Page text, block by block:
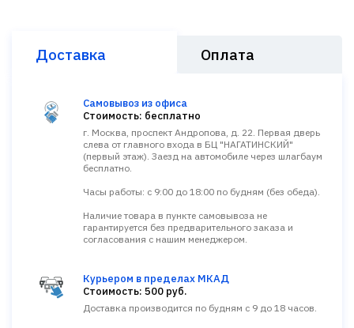
Доставка Оплата
Самовывоз из офиса
Стоимость: бесплатно
г. Москва, проспект Андропова, д. 22. Первая дверь
слева от главного входа в БЦ "НАГАТИНСКИЙ"
(первый этаж). Заезд на автомобиле через шлагбаум
бесплатно.
Часы работы: с 9:00 до 18:00 по будням (без обеда).
Наличие товара в пункте самовывоза не
гарантируется без предварительного заказа и
согласования с нашим менеджером.
Курьером в пределах МКАД
Стоимость: 500 руб.
Доставка производится по будням с 9 до 18 часов.